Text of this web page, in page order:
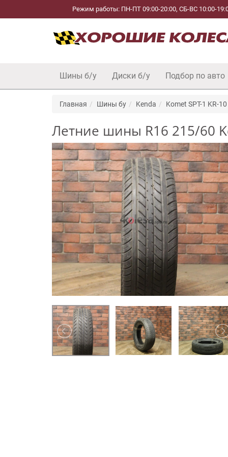
Режим работы: ПН-ПТ 09:00-20:00, СБ-ВС 10:00-
Шины б/у Диски б/у Подбор по авто
Главная Шины бу Kenda Komet SPT-1 KR-10
Летние шины R16 215/60